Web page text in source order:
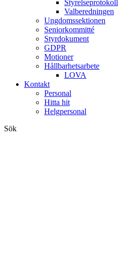
Styrelseprotokoll
Valberedningen
Ungdomssektionen
Seniorkommitté
Styrdokument
GDPR
Motioner
Hållbarhetsarbete
LOVA
Kontakt
Personal
Hitta hit
Helgpersonal
Sök